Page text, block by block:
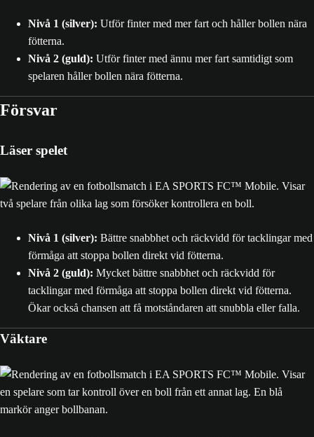
Nivå 1 (silver): Utför finter med mer fart och håller bollen nära
fötterna.
Nivå 2 (guld): Utför finter med ännu mer fart samtidigt som
spelaren håller bollen nära fötterna.
Försvar
Läser spelet
Nivå 1 (silver): Bättre snabbhet och räckvidd för tacklingar med
förmåga att stoppa bollen direkt vid fötterna.
Nivå 2 (guld): Mycket bättre snabbhet och räckvidd för
tacklingar med förmåga att stoppa bollen direkt vid fötterna.
Ökar också chansen att få motståndaren att snubbla eller falla.
Väktare